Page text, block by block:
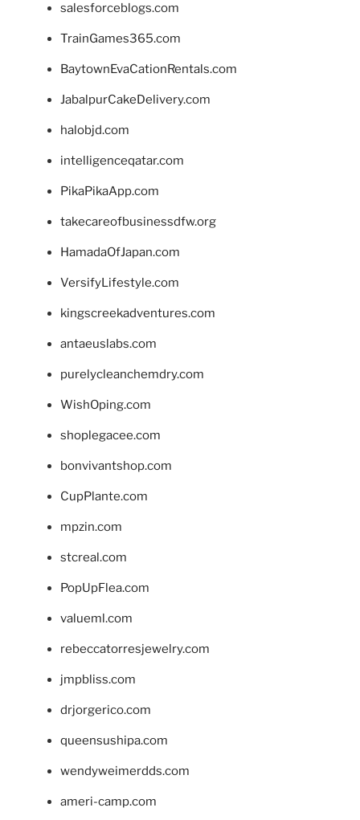
salesforceblogs.com
TrainGames365.com
BaytownEvaCationRentals.com
JabalpurCakeDelivery.com
halobjd.com
intelligenceqatar.com
PikaPikaApp.com
takecareofbusinessdfw.org
HamadaOfJapan.com
VersifyLifestyle.com
kingscreekadventures.com
antaeuslabs.com
purelycleanchemdry.com
WishOping.com
shoplegacee.com
bonvivantshop.com
CupPlante.com
mpzin.com
stcreal.com
PopUpFlea.com
valueml.com
rebeccatorresjewelry.com
jmpbliss.com
drjorgerico.com
queensushipa.com
wendyweimerdds.com
ameri-camp.com